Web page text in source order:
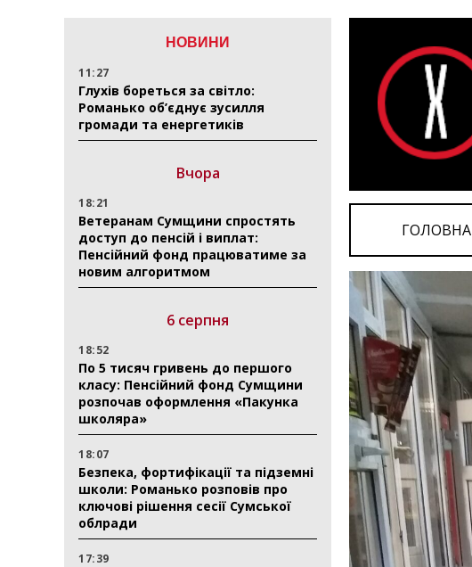
ГОЛОВНА
НОВИНИ
11:27
Глухів бореться за світло:
Романько об’єднує зусилля
громади та енергетиків
Вчора
18:21
Ветеранам Сумщини спростять
доступ до пенсій і виплат:
Пенсійний фонд працюватиме за
новим алгоритмом
6 серпня
18:52
По 5 тисяч гривень до першого
класу: Пенсійний фонд Сумщини
розпочав оформлення «Пакунка
школяра»
18:07
Безпека, фортифікації та підземні
школи: Романько розповів про
ключові рішення сесії Сумської
облради
17:39